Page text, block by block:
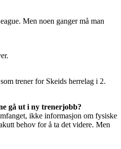
Men noen ganger må man
trener for Skeids herrelag i 2.
gå ut i ny trenerjobb?
ikke informasjon om fysiske
behov for å ta det videre. Men